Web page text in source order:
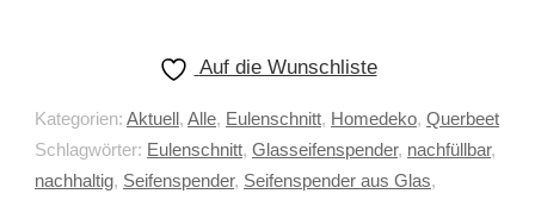
Auf die Wunschliste
Kategorien: Aktuell, Alle, Eulenschnitt, Homedeko, Querbeet
Schlagwörter: Eulenschnitt, Glasseifenspender, nachfüllbar,
nachhaltig, Seifenspender, Seifenspender aus Glas,